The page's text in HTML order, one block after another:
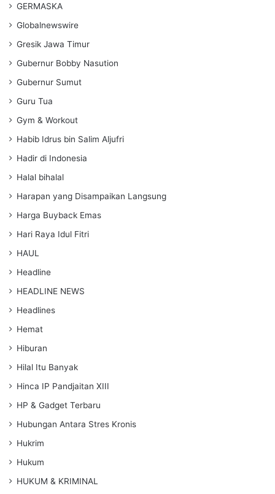
GERMASKA
Globalnewswire
Gresik Jawa Timur
Gubernur Bobby Nasution
Gubernur Sumut
Guru Tua
Gym & Workout
Habib Idrus bin Salim Aljufri
Hadir di Indonesia
Halal bihalal
Harapan yang Disampaikan Langsung
Harga Buyback Emas
Hari Raya Idul Fitri
HAUL
Headline
HEADLINE NEWS
Headlines
Hemat
Hiburan
Hilal Itu Banyak
Hinca IP Pandjaitan XIII
HP & Gadget Terbaru
Hubungan Antara Stres Kronis
Hukrim
Hukum
HUKUM & KRIMINAL